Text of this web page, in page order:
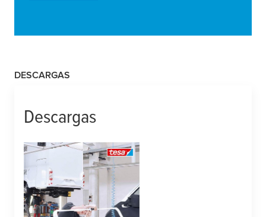
DESCARGAS
Descargas